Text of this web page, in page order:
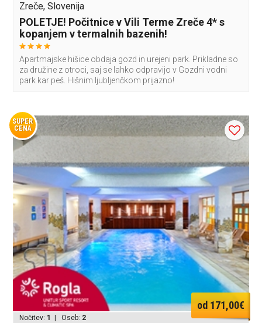
Zreče, Slovenija
POLETJE! Počitnice v Vili Terme Zreče 4* s
kopanjem v termalnih bazenih!
Apartmajske hišice obdaja gozd in urejeni park. Prikladne so
za družine z otroci, saj se lahko odpravijo v Gozdni vodni
park kar peš. Hišnim ljubljenčkom prijazno!
SUPER
CENA
od 171,00€
Nočitev: 1 | Oseb: 2